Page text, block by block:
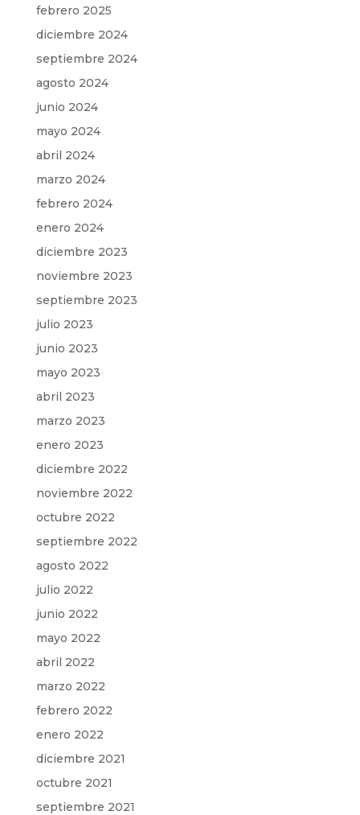
febrero 2025
diciembre 2024
septiembre 2024
agosto 2024
junio 2024
mayo 2024
abril 2024
marzo 2024
febrero 2024
enero 2024
diciembre 2023
noviembre 2023
septiembre 2023
julio 2023
junio 2023
mayo 2023
abril 2023
marzo 2023
enero 2023
diciembre 2022
noviembre 2022
octubre 2022
septiembre 2022
agosto 2022
julio 2022
junio 2022
mayo 2022
abril 2022
marzo 2022
febrero 2022
enero 2022
diciembre 2021
octubre 2021
septiembre 2021